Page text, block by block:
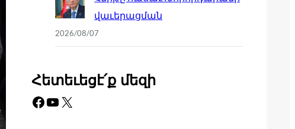
վաւերացման
2026/08/07
Հետեւեցէ՛ք մեզի
Facebook YouTube X